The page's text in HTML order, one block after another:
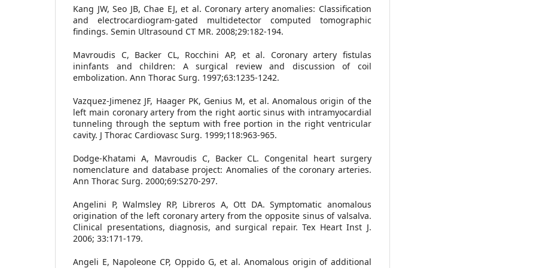
Kang JW, Seo JB, Chae EJ, et al. Coronary artery anomalies: Classification
and electrocardiogram-gated multidetector computed tomographic
findings. Semin Ultrasound CT MR. 2008;29:182-194.
Mavroudis C, Backer CL, Rocchini AP, et al. Coronary artery fistulas
ininfants and children: A surgical review and discussion of coil
embolization. Ann Thorac Surg. 1997;63:1235-1242.
Vazquez-Jimenez JF, Haager PK, Genius M, et al. Anomalous origin of the
left main coronary artery from the right aortic sinus with intramyocardial
tunneling through the septum with free portion in the right ventricular
cavity. J Thorac Cardiovasc Surg. 1999;118:963-965.
Dodge-Khatami A, Mavroudis C, Backer CL. Congenital heart surgery
nomenclature and database project: Anomalies of the coronary arteries.
Ann Thorac Surg. 2000;69:S270-297.
Angelini P, Walmsley RP, Libreros A, Ott DA. Symptomatic anomalous
origination of the left coronary artery from the opposite sinus of valsalva.
Clinical presentations, diagnosis, and surgical repair. Tex Heart Inst J.
2006; 33:171-179.
Angeli E, Napoleone CP, Oppido G, et al. Anomalous origin of additional